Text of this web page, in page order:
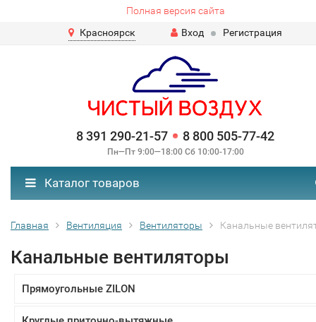
Полная версия сайта
Красноярск
Вход Регистрация
8 391 290-21-57 8 800 505-77-42
Пн—Пт 9:00—18:00 Сб 10:00-17:00
Каталог товаров
Главная Вентиляция Вентиляторы Канальные
Канальные вентиляторы
Прямоугольные ZILON